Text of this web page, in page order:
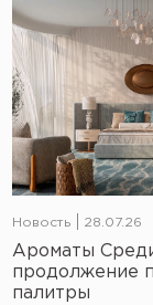
Новость 28.07.26
Ароматы
продолжение
палитры